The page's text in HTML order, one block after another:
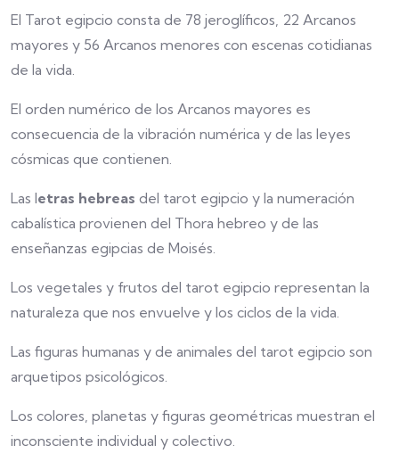
El Tarot egipcio consta de 78 jeroglíficos, 22 Arcanos
mayores y 56 Arcanos menores con escenas cotidianas
de la vida.
El orden numérico de los Arcanos mayores es
consecuencia de la vibración numérica y de las leyes
cósmicas que contienen.
Las letras hebreas del tarot egipcio y la numeración
cabalística provienen del Thora hebreo y de las
enseñanzas egipcias de Moisés.
Los vegetales y frutos del tarot egipcio representan la
naturaleza que nos envuelve y los ciclos de la vida.
Las figuras humanas y de animales del tarot egipcio son
arquetipos psicológicos.
Los colores, planetas y figuras geométricas muestran el
inconsciente individual y colectivo.